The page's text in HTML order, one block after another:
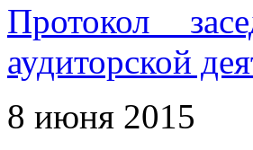
Протокол
аудиторской
8 июня 2015